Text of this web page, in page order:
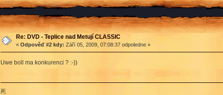
Re: DVD - Teplice nad Metují CLASSIC
« Odpověď #2 kdy: Září 05, 2009, 07:08:37 odpoledne »
Uwe boll ma konkurenci ? :-))
死